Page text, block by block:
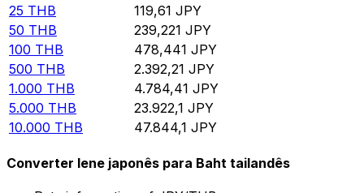
25 THB 119,61 JPY
50 THB 239,221 JPY
100 THB 478,441 JPY
500 THB 2.392,21 JPY
1.000 THB 4.784,41 JPY
5.000 THB 23.922,1 JPY
10.000 THB 47.844,1 JPY
Converter Iene japonês para Baht tailandês